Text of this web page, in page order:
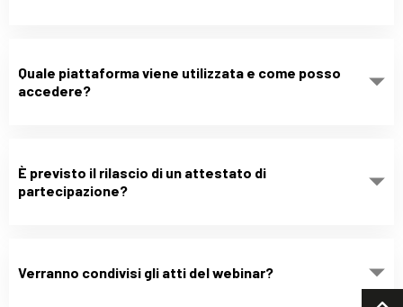
Quale piattaforma viene utilizzata e come posso
accedere?
È previsto il rilascio di un attestato di
partecipazione?
Verranno condivisi gli atti del webinar?